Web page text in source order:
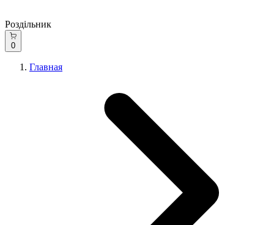
Роздільник
0
Главная